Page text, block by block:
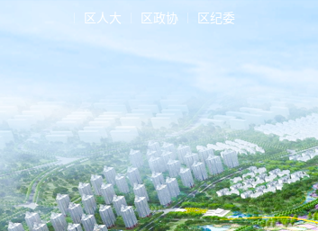
区人大 区政协 区纪委